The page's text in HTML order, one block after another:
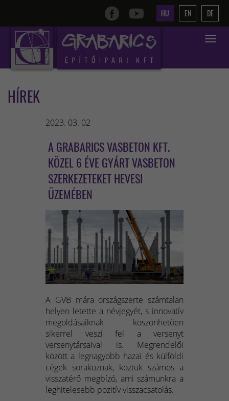
HU EN DE
Toggle
HÍREK
2023. 03. 02
A GRABARICS VASBETON KFT.
KÖZEL 6 ÉVE GYÁRT VASBETON
SZERKEZETEKET HEVESI
ÜZEMÉBEN
A GVB mára országszerte számtalan
helyen letette a névjegyét, s innovatív
megoldásaiknak köszönhetően
sikerrel veszi fel a versenyt
versenytársaival is. Megrendelői
között a legnagyobb hazai és külföldi
cégek sorakoznak, köztük számos a
visszatérő megbízó, ami számunkra a
leghitelesebb pozitív visszacsatolás.